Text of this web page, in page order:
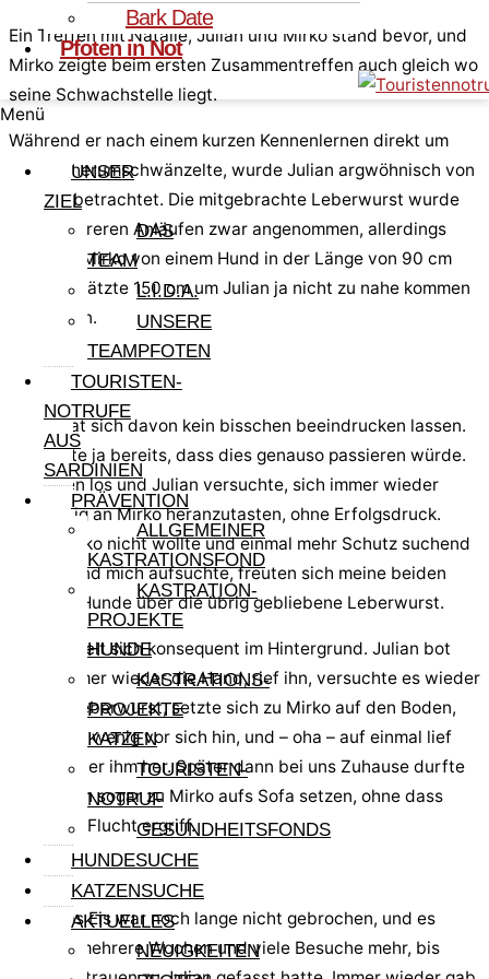
Bark Date
Pfoten in Not
Menü
UNSER
ZIEL
DAS
TEAM
L.I.D.A.
UNSERE
TEAMPFOTEN
TOURISTEN-
NOTRUFE
AUS
SARDINIEN
PRÄVENTION
ALLGEMEINER
KASTRATIONSFOND
KASTRATION-
PROJEKTE
HUNDE
KASTRATIONS-
PROJEKTE
KATZEN
TOURISTEN-
NOTRUF
GESUNDHEITSFONDS
HUNDESUCHE
KATZENSUCHE
AKTUELLES
NEUIGKEITEN
Ein Treffen mit Natalie, Julian und Mirko stand bevor, und
Mirko zeigte beim ersten Zusammentreffen auch gleich wo
seine Schwachstelle liegt.
Während er nach einem kurzen Kennenlernen direkt um
Natalie herumschwänzelte, wurde Julian argwöhnisch von
Weitem betrachtet. Die mitgebrachte Leberwurst wurde
nach mehreren Anläufen zwar angenommen, allerdings
mutierte Mirko von einem Hund in der Länge von 90 cm
auf geschätzte 150 cm um Julian ja nicht zu nahe kommen
zu müssen.
Julian hat sich davon kein bisschen beeindrucken lassen.
Er wusste ja bereits, dass dies genauso passieren würde.
Wir liefen los und Julian versuchte, sich immer wieder
vorsichtig an Mirko heranzutasten, ohne Erfolgsdruck.
Wenn Mirko nicht wollte und einmal mehr Schutz suchend
Natalie und mich aufsuchte, freuten sich meine beiden
anderen Hunde über die übrig gebliebene Leberwurst.
Natalie hielt sich konsequent im Hintergrund. Julian bot
Mirko immer wieder die Hand, rief ihn, versuchte es wieder
mit der Leberwurst, setzte sich zu Mirko auf den Boden,
joggte ein wenig vor sich hin, und – oha – auf einmal lief
Mirko hinter ihm her. Später dann bei uns Zuhause durfte
sich Julian sogar zu Mirko aufs Sofa setzen, ohne dass
Mirko die Flucht ergriff.
Nein, das Eis war noch lange nicht gebrochen, und es
dauerte mehrere Wochen und viele Besuche mehr, bis